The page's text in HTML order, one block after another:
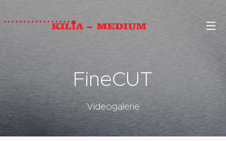
FineCUT
Videogalerie